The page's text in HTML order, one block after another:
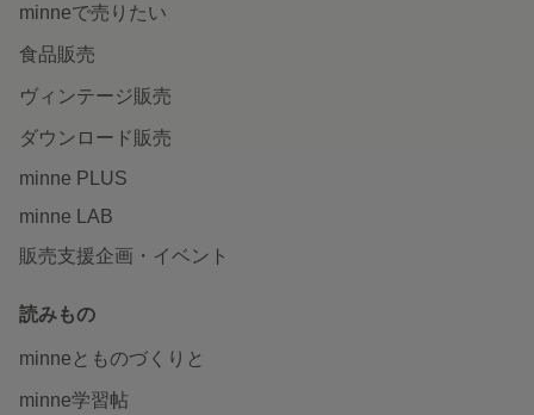
minneで売りたい
食品販売
ヴィンテージ販売
ダウンロード販売
minne PLUS
minne LAB
販売支援企画・イベント
読みもの
minneとものづくりと
minne学習帖